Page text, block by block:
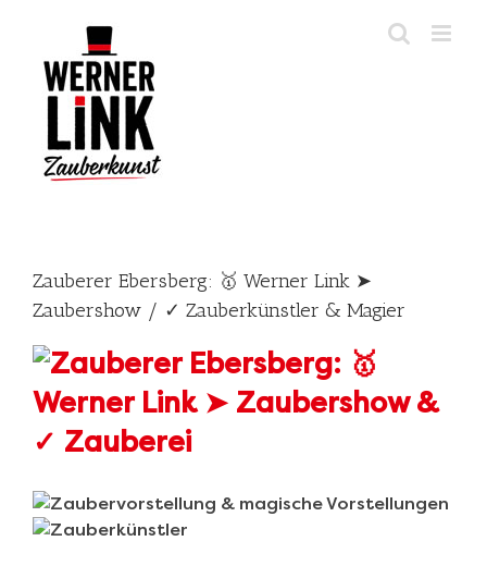
content
Zauberer Ebersberg: 🥇 Werner Link ➤
Zaubershow / ✓ Zauberkünstler & Magier